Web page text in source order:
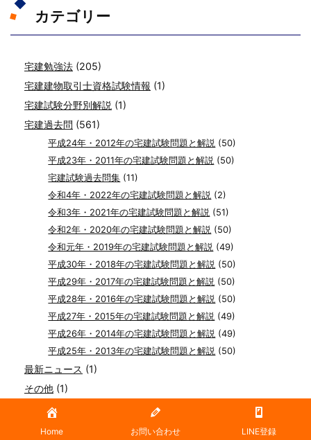
Home お問い合わせ LINE登録
カテゴリー
宅建勉強法 (205)
宅建建物取引士資格試験情報 (1)
宅建試験分野別解説 (1)
宅建過去問 (561)
平成24年・2012年の宅建試験問題と解説 (50)
平成23年・2011年の宅建試験問題と解説 (50)
宅建試験過去問集 (11)
令和4年・2022年の宅建試験問題と解説 (2)
令和3年・2021年の宅建試験問題と解説 (51)
令和2年・2020年の宅建試験問題と解説 (50)
令和元年・2019年の宅建試験問題と解説 (49)
平成30年・2018年の宅建試験問題と解説 (50)
平成29年・2017年の宅建試験問題と解説 (50)
平成28年・2016年の宅建試験問題と解説 (50)
平成27年・2015年の宅建試験問題と解説 (49)
平成26年・2014年の宅建試験問題と解説 (49)
平成25年・2013年の宅建試験問題と解説 (50)
最新ニュース (1)
その他 (1)